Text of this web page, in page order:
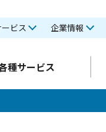
ビス 企業情報
種サービス